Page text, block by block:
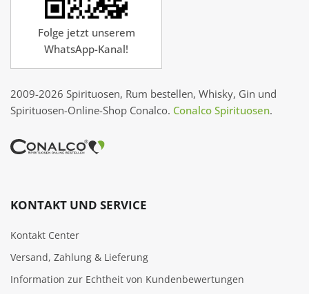
Folge jetzt unserem
WhatsApp-Kanal!
2009-2026 Spirituosen, Rum bestellen, Whisky, Gin und
Spirituosen-Online-Shop Conalco. Conalco Spirituosen.
KONTAKT UND SERVICE
Kontakt Center
Versand, Zahlung & Lieferung
Information zur Echtheit von Kundenbewertungen